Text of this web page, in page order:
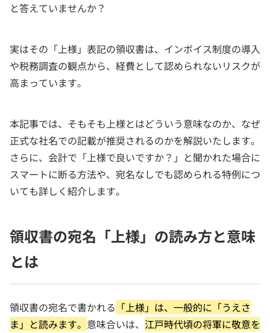
と答えていませんか？
実はその「上様」表記の領収書は、インボイス制度の導入
や税務調査の観点から、経費として認められないリスクが
高まっています。
本記事では、そもそも上様とはどういう意味なのか、なぜ
正式な社名での記載が推奨されるのかを解説いたします。
さらに、会計で「上様で良いですか？」と聞かれた場合に
スマートに断る方法や、宛名なしでも認められる特例につ
いても詳しく紹介します。
領収書の宛名「上様」の読み方と意味
とは
領収書の宛名で書かれる 「上様」は、一般的に「うえさ
ま」と読みます。 意味合いは、 江戸時代頃の将軍に敬意を